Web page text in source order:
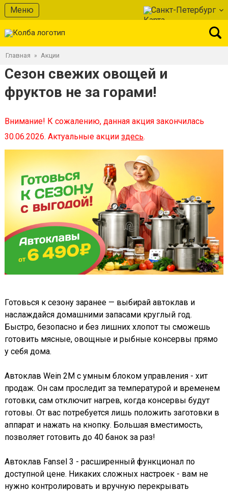
Меню Санкт-Петербург
Главная » Акции
Сезон свежих овощей и
фруктов не за горами!
Внимание! К сожалению, данная акция закончилась
30.06.2026. Актуальные акции здесь.
Готовься к сезону заранее — выбирай автоклав и
наслаждайся домашними запасами круглый год.
Быстро, безопасно и без лишних хлопот ты сможешь
готовить мясные, овощные и рыбные консервы прямо
у себя дома.
Автоклав Wein 2M с умным блоком управления - хит
продаж. Он сам проследит за температурой и временем
готовки, сам отключит нагрев, когда консервы будут
готовы. От вас потребуется лишь положить заготовки в
аппарат и нажать на кнопку. Большая вместимость,
позволяет готовить до 40 банок за раз!
Автоклав Fansel 3 - расширенный функционал по
доступной цене. Никаких сложных настроек - вам не
нужно контролировать и вручную перекрывать